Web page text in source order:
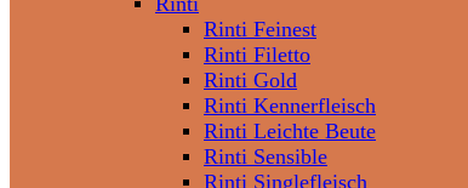
Rinti Feinest
Rinti Filetto
Rinti Gold
Rinti Kennerfleisch
Rinti Leichte Beute
Rinti Sensible
Rinti Singlefleisch